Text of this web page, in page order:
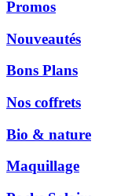
Promos
Nouveautés
Bons Plans
Nos coffrets
Bio & nature
Maquillage